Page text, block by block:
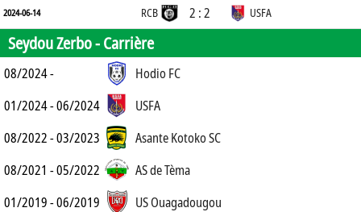
2024-06-14 RCB 2 : 2 USFA
Seydou Zerbo -Carrière
08/2024 -
Hodio FC
01/2024 - 06/2024
USFA
08/2022 - 03/2023
Asante Kotoko SC
08/2021 - 05/2022
AS de Tèma
01/2019 - 06/2019
US Ouagadougou